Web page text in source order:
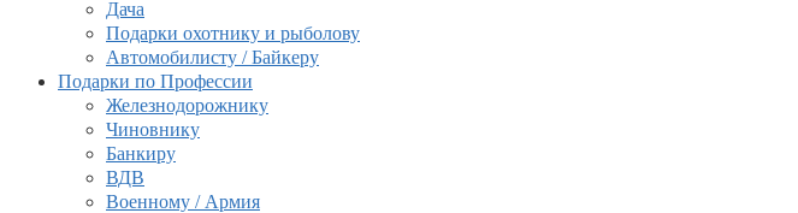
Дача
Подарки охотнику и рыболову
Автомобилисту / Байкеру
Подарки по Профессии
Железнодорожнику
Чиновнику
Банкиру
ВДВ
Военному / Армия